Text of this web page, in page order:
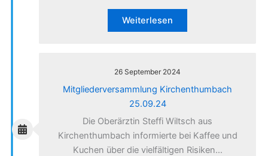
Weiterlesen
26 September 2024
Mitgliederversammlung Kirchenthumbach
25.09.24
Die Oberärztin Steffi Wiltsch aus
Kirchenthumbach informierte bei Kaffee und
Kuchen über die vielfältigen Risiken…